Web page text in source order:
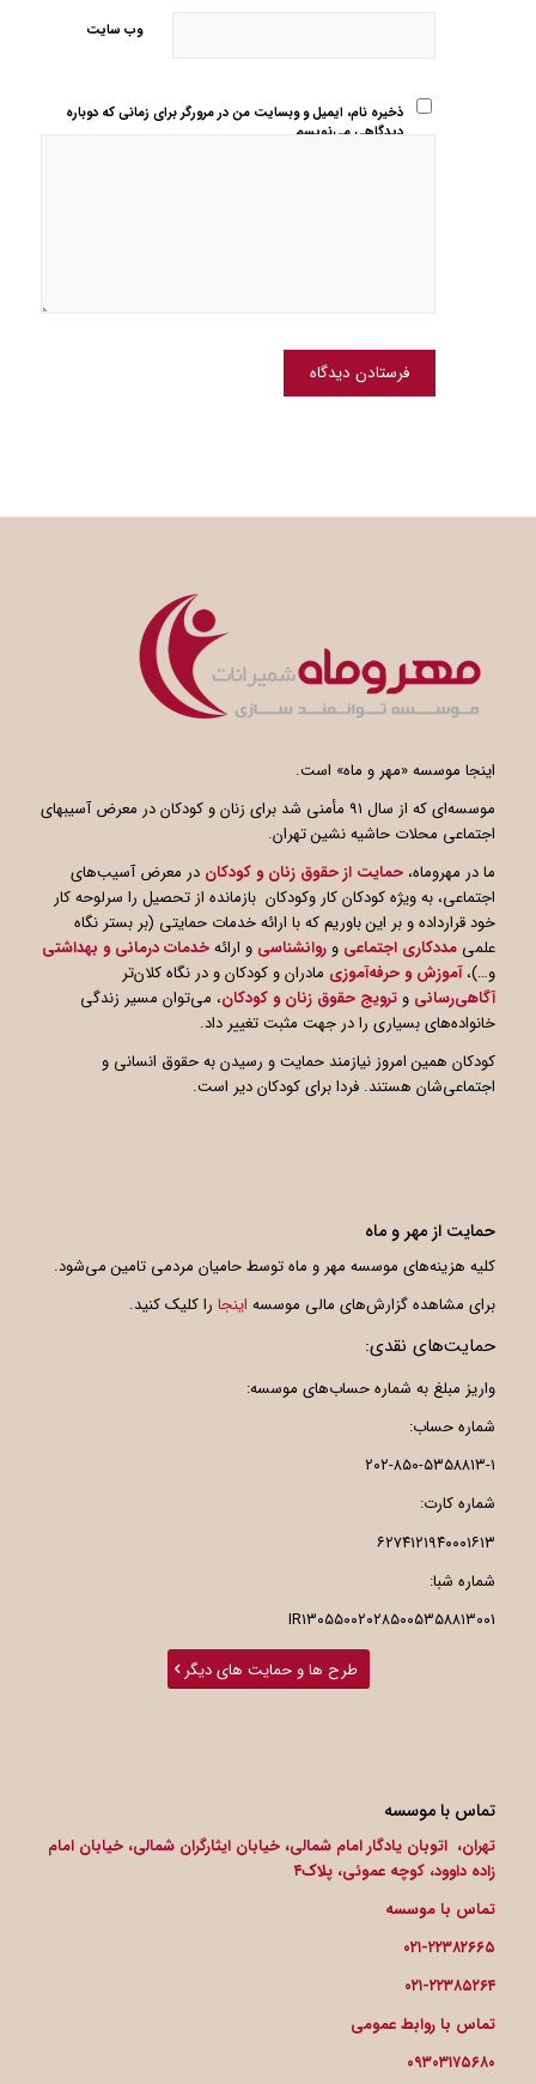
وب‌ سایت
ذخیره نام، ایمیل و وبسایت من در مرورگر برای زمانی که دوباره
دیدگاهی می‌نویسم.
اینجا موسسه «مهر و ماه» است.
موسسه‌ای که از سال ۹۱ مأمنی شد برای زنان و کودکان در معرض آسیبهای
اجتماعی محلات حاشیه نشین تهران.
ما در مهروماه، حمایت از حقوق زنان و کودکان در معرض آسیب‌های
اجتماعی، به ویژه کودکان کار وکودکان بازمانده از تحصیل را سرلوحه کار
خود قرارداده و بر این باوریم که با ارائه خدمات حمایتی (بر بستر نگاه
علمی مددکاری اجتماعی و روانشناسی و ارائهخدمات درمانی و بهداشتی
و…)،آموزش و حرفه‌آموزی مادران و کودکان و در نگاه کلان‌تر
آگاهیرسانی و ترویج حقوق زنان و کودکان، می‌توان مسیر زندگی
خانواده‌های بسیاری را در جهت مثبت تغییر داد.
کودکان همین امروز نیازمند حمایت و رسیدن به حقوق انسانی و
اجتماعی‌شان هستند. فردا برای کودکان دیر است.
حمایت از مهر و ماه
کلیه هزینه‌های موسسه مهر و ماه توسط حامیان مردمی تامین می‌شود.
برای مشاهده گزارش‌های مالی موسسه اینجارا کلیک کنید.
حمایت‌های نقدی:
واریز مبلغ به شماره حساب‌های موسسه:
شماره حساب:
۲۰۲-۸۵۰-۵۳۵۸۸۱۳-۱
شماره کارت:
۶۲۷۴۱۲۱۹۴۰۰۰۱۶۱۳
شماره شبا:
IR۱۳۰۵۵۰۰۲۰۲۸۵۰۰۵۳۵۸۸۱۳۰۰۱
طرح ها و حمایت های دیگر
تماس با موسسه
تهران، اتوبان یادگار امام شمالی، خیابان ایثارگران شمالی، خیابان امام
زاده داوود، کوچه عموئی، پلاک۴
تماس با موسسه
۰۲۱-۲۲۳۸۲۶۶۵
۰۲۱-۲۲۳۸۵۲۶۴
تماس با روابط عمومی
۰۹۳۰۳۱۷۵۶۸۰